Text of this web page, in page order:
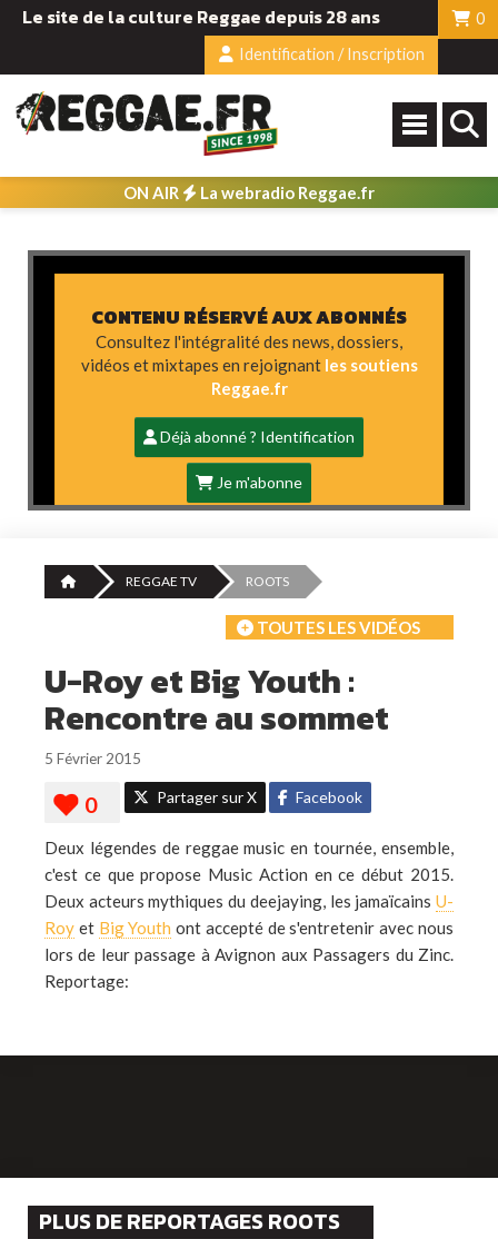
Le site de la culture Reggae depuis 28 ans
0
Identification / Inscription
ON AIR La webradio Reggae.fr
CONTENU RÉSERVÉ AUX ABONNÉS
Consultez l'intégralité des news, dossiers,
vidéos et mixtapes en rejoignant les soutiens
Reggae.fr
Déjà abonné ? Identification
Je m'abonne
REGGAE TV ROOTS
TOUTES LES VIDÉOS
U-Roy et Big Youth :
Rencontre au sommet
5 Février 2015
Partager sur X Facebook
Deux légendes de reggae music en tournée, ensemble,
c'est ce que propose Music Action en ce début 2015.
Deux acteurs mythiques du deejaying, les jamaïcains U-
Roy et Big Youth ont accepté de s'entretenir avec nous
lors de leur passage à Avignon aux Passagers du Zinc.
Reportage:
PLUS DE REPORTAGES ROOTS